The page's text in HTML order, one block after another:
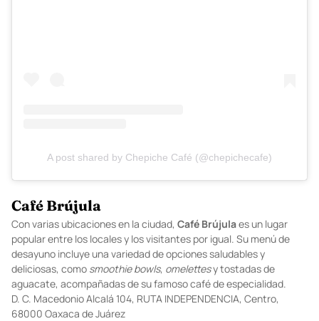
A post shared by Chepiche Café (@chepichecafe)
Café Brújula
Con varias ubicaciones en la ciudad, Café Brújulaes un lugar
popular entre los locales y los visitantes por igual. Su menú de
desayuno incluye una variedad de opciones saludables y
deliciosas, como smoothie bowls, omelettesy tostadas de
aguacate, acompañadas de su famoso café de especialidad.
D. C. Macedonio Alcalá 104, RUTA INDEPENDENCIA, Centro,
68000 Oaxaca de Juárez